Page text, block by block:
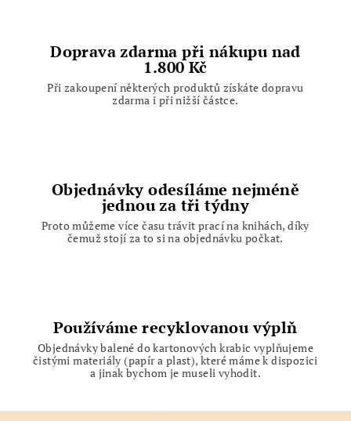
Doprava zdarma při nákupu nad
1.800 Kč
Při zakoupení některých produktů získáte dopravu
zdarma i při nižší částce.
Objednávky odesíláme nejméně
jednou za tři týdny
Proto můžeme více času trávit prací na knihách, díky
čemuž stojí za to si na objednávku počkat.
Používáme recyklovanou výplň
Objednávky balené do kartonových krabic vyplňujeme
čistými materiály (papír a plast), které máme k dispozici
a jinak bychom je museli vyhodit.